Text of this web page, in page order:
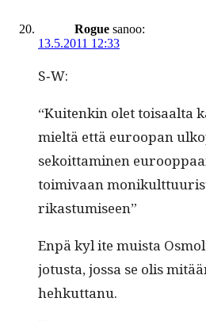
Rogue sanoo:
13.5.2011 12:33
S‑W:
“Kuitenkin olet toisaal­ta
mieltä että euroopan
sekoit­ta­mi­nen
toimi­vaan
rikastumiseen”
Enpä kyl ite muista
jo­tus­ta, jos­sa se olis
hehkuttanu.